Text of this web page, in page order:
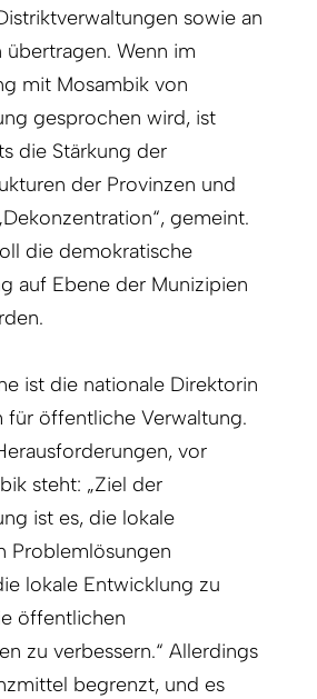
sowie an
Wenn im
mit Mosambik von
gesprochen wird, ist
die Stärkung der
der Provinzen und
gemeint.
die demokratische
auf Ebene der Munizipien
ist die nationale Direktorin
für öffentliche Verwaltung.
vor
steht: „Ziel der
ist es, die lokale
Problemlösungen
lokale Entwicklung zu
öffentlichen
zu verbessern.“ Allerdings
begrenzt, und es